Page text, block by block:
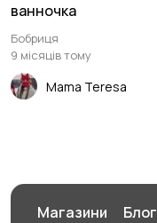
ванночка
Бобриця
9 місяців тому
Mama Teresa
Магазини Блог